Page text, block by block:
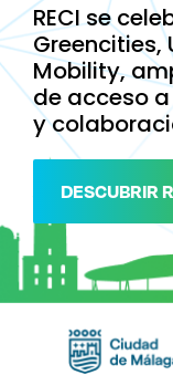
RECI se
Greencities,
Mobility,
de acceso
y
DESCUBRIR